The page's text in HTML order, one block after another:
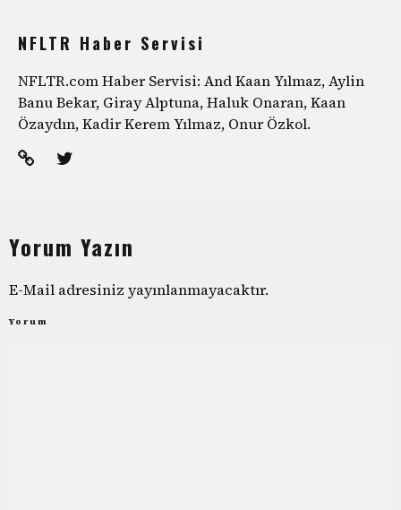
NFLTR Haber Servisi
NFLTR.com Haber Servisi: And Kaan Yılmaz, Aylin
Banu Bekar, Giray Alptuna, Haluk Onaran, Kaan
Özaydın, Kadir Kerem Yılmaz, Onur Özkol.
Yorum Yazın
E-Mail adresiniz yayınlanmayacaktır.
Yorum